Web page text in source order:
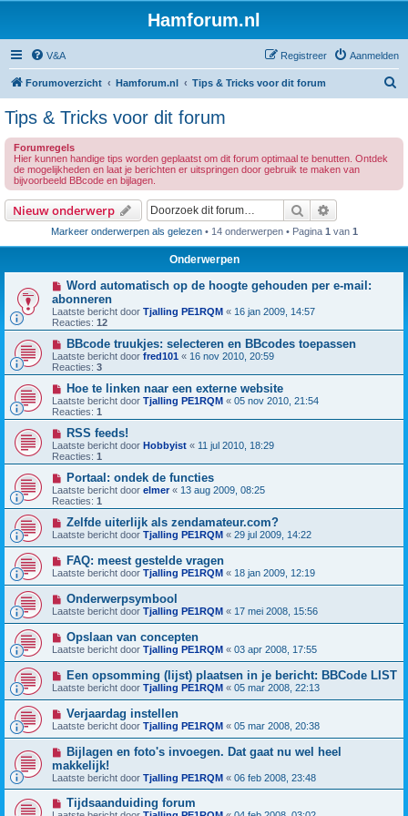
Hamforum.nl
V&A Aanmelden
Registreer
Forumoverzicht Hamforum.nl Tips & Tricks voor dit forum
Tips & Tricks voor dit forum
Forumregels
Hier kunnen handige tips worden geplaatst om dit forum optimaal te benutten. Ontdek
de mogelijkheden en laat je berichten er uitspringen door gebruik te maken van
bijvoorbeeld BBcode en bijlagen.
Nieuw onderwerp Zoek
Markeer onderwerpen als gelezen• 14 onderwerpen • Pagina 1 van 1
Onderwerpen
Word automatisch op de hoogte gehouden per e-mail:
abonneren
Laatste bericht door Tjalling PE1RQM « 16 jan 2009, 14:57
Reacties: 12
BBcode truukjes: selecteren en BBcodes toepassen
Laatste bericht door fred101 « 16 nov 2010, 20:59
Reacties: 3
Hoe te linken naar een externe website
Laatste bericht door Tjalling PE1RQM « 05 nov 2010, 21:54
Reacties: 1
RSS feeds!
Laatste bericht door Hobbyist « 11 jul 2010, 18:29
Reacties: 1
Portaal: ondek de functies
Laatste bericht door elmer« 13 aug 2009, 08:25
Reacties: 1
Zelfde uiterlijk als zendamateur.com?
Laatste bericht door Tjalling PE1RQM « 29 jul 2009, 14:22
FAQ: meest gestelde vragen
Laatste bericht door Tjalling PE1RQM « 18 jan 2009, 12:19
Onderwerpsymbool
Laatste bericht door Tjalling PE1RQM « 17 mei 2008, 15:56
Opslaan van concepten
Laatste bericht door Tjalling PE1RQM « 03 apr 2008, 17:55
Een opsomming (lijst) plaatsen in je bericht: BBCode LIST
Laatste bericht door Tjalling PE1RQM « 05 mar 2008, 22:13
Verjaardag instellen
Laatste bericht door Tjalling PE1RQM « 05 mar 2008, 20:38
Bijlagen en foto's invoegen. Dat gaat nu wel heel
makkelijk!
Laatste bericht door Tjalling PE1RQM « 06 feb 2008, 23:48
Tijdsaanduiding forum